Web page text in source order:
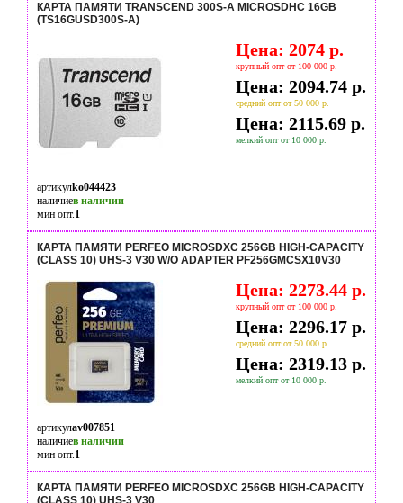
КАРТА ПАМЯТИ TRANSCEND 300S-A MICROSDHC 16GB
(TS16GUSD300S-A)
Цена: 2074 р.
крупный опт от 100 000 р.
Цена: 2094.74 р.
средний опт от 50 000 р.
Цена: 2115.69 р.
мелкий опт от 10 000 р.
артикулko044423
наличиев наличии
мин опт.1
КАРТА ПАМЯТИ PERFEO MICROSDXC 256GB HIGH-CAPACITY
(CLASS 10) UHS-3 V30 W/O ADAPTER PF256GMCSX10V30
Цена: 2273.44 р.
крупный опт от 100 000 р.
Цена: 2296.17 р.
средний опт от 50 000 р.
Цена: 2319.13 р.
мелкий опт от 10 000 р.
артикулav007851
наличиев наличии
мин опт.1
КАРТА ПАМЯТИ PERFEO MICROSDXC 256GB HIGH-CAPACITY
(CLASS 10) UHS-3 V30